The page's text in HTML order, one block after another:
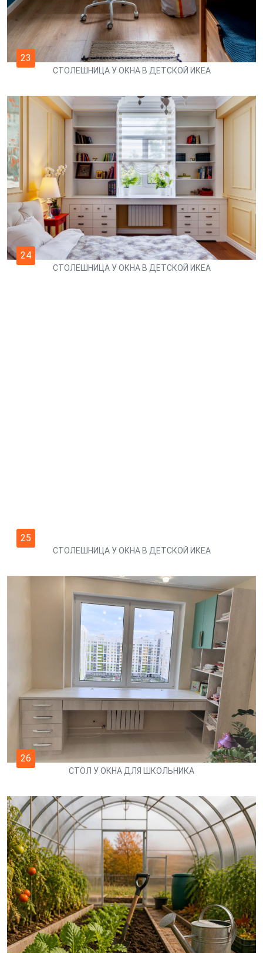
23
СТОЛЕШНИЦА У ОКНА В ДЕТСКОЙ ИКЕА
24
СТОЛЕШНИЦА У ОКНА В ДЕТСКОЙ ИКЕА
25
СТОЛЕШНИЦА У ОКНА В ДЕТСКОЙ ИКЕА
26
СТОЛ У ОКНА ДЛЯ ШКОЛЬНИКА